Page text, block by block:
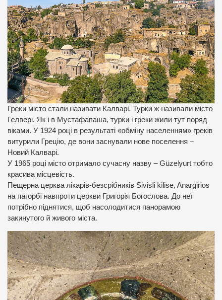
Греки місто стали називати Калварі. Турки ж називали місто
Гелвері. Як і в Мустафапаша, турки і греки жили тут поряд
віками. У 1924 році в результаті «обміну населенням» греків
витурили Грецію, де вони заснували нове поселення –
Новий Калварі.
У 1965 році місто отримало сучасну назву – Güzelyurt тобто
красива місцевість.
Пещерна церква лікарів-безсрібників Sivisli kilise, Anargirios
на пагорбі навпроти церкви Григорія Богослова. До неї
потрібно піднятися, щоб насолодитися панорамою
закинутого й живого міста.